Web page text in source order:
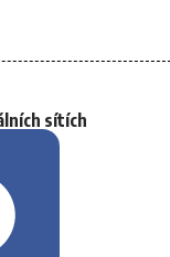
sítích